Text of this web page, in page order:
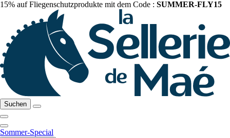
15% auf Fliegenschutzprodukte mit dem Code : SUMMER-FLY15
Suchen
Sommer-Special